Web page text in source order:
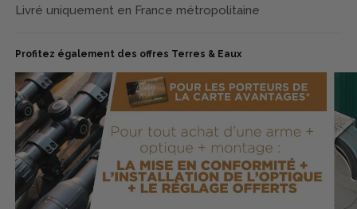
Livré uniquement en France métropolitaine
Profitez également des offres Terres & Eaux